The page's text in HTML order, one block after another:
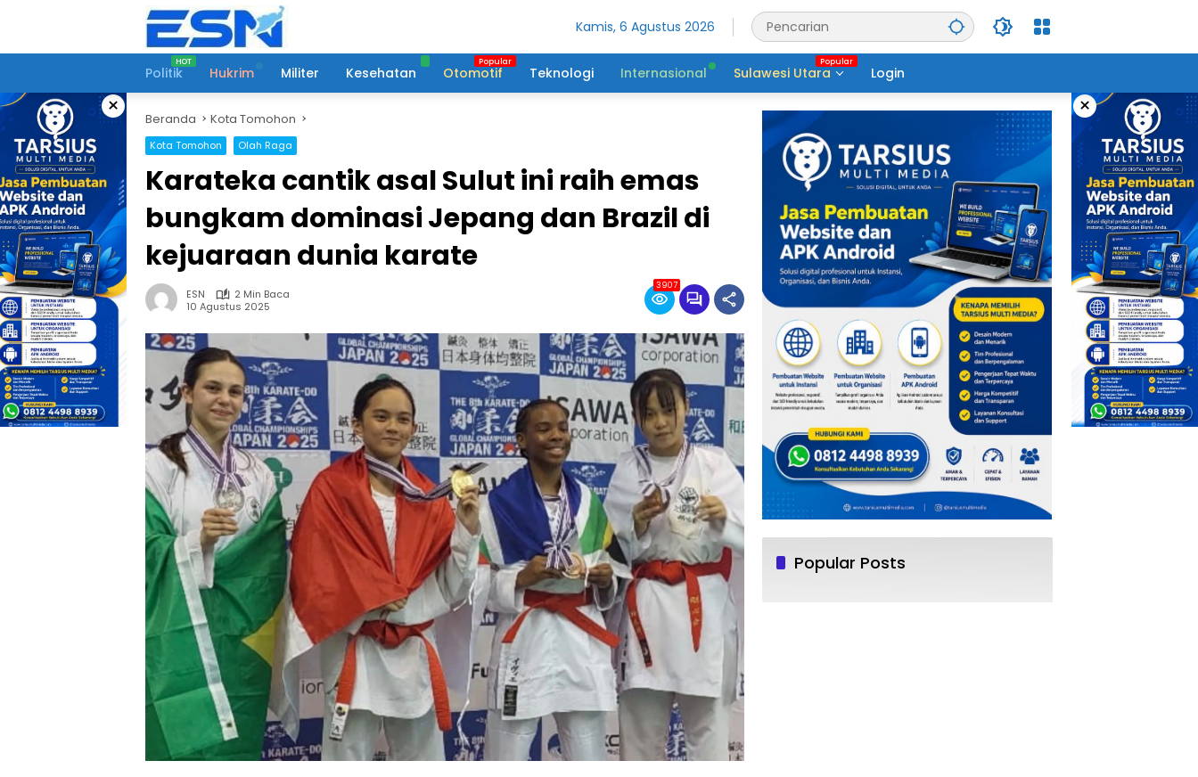
Kamis, 6 Agustus 2026
Politik Hukrim Militer Kesehatan Otomotif Teknologi Internasional Sulawesi Utara Login
× ×
Beranda Kota Tomohon
Kota Tomohon Olah Raga
Karateka cantik asal Sulut ini raih emas
bungkam dominasi Jepang dan Brazil di
kejuaraan dunia karate
ESN
2 Min Baca
10 Agustus 2025
3907
Popular Posts